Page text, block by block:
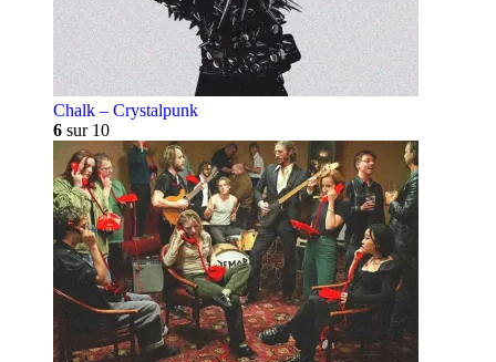
Chalk – Crystalpunk
6 sur 10